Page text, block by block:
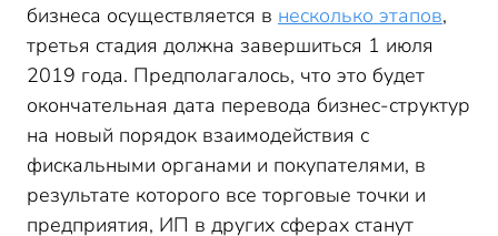
бизнеса осуществляется в несколько этапов,
третья стадия должна завершиться 1 июля
2019 года. Предполагалось, что это будет
окончательная дата перевода бизнес-структур
на новый порядок взаимодействия с
фискальными органами и покупателями, в
результате которого все торговые точки и
предприятия, ИП в других сферах станут